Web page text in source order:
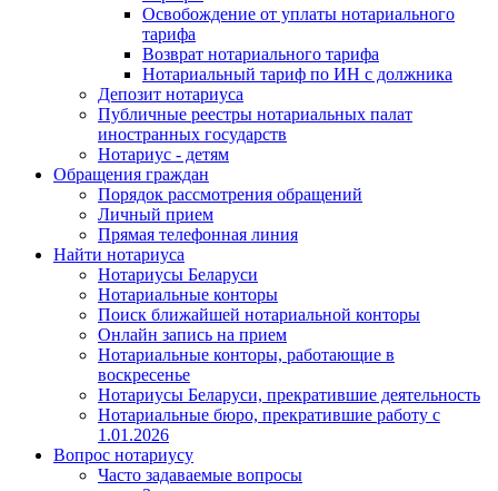
Освобождение от уплаты нотариального
тарифа
Возврат нотариального тарифа
Нотариальный тариф по ИН с должника
Депозит нотариуса
Публичные реестры нотариальных палат
иностранных государств
Нотариус - детям
Обращения граждан
Порядок рассмотрения обращений
Личный прием
Прямая телефонная линия
Найти нотариуса
Нотариусы Беларуси
Нотариальные конторы
Поиск ближайшей нотариальной конторы
Онлайн запись на прием
Нотариальные конторы, работающие в
воскресенье
Нотариусы Беларуси, прекратившие деятельность
Нотариальные бюро, прекратившие работу с
1.01.2026
Вопрос нотариусу
Часто задаваемые вопросы